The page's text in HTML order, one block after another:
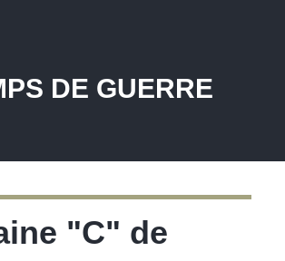
DE GUERRE
"C" de